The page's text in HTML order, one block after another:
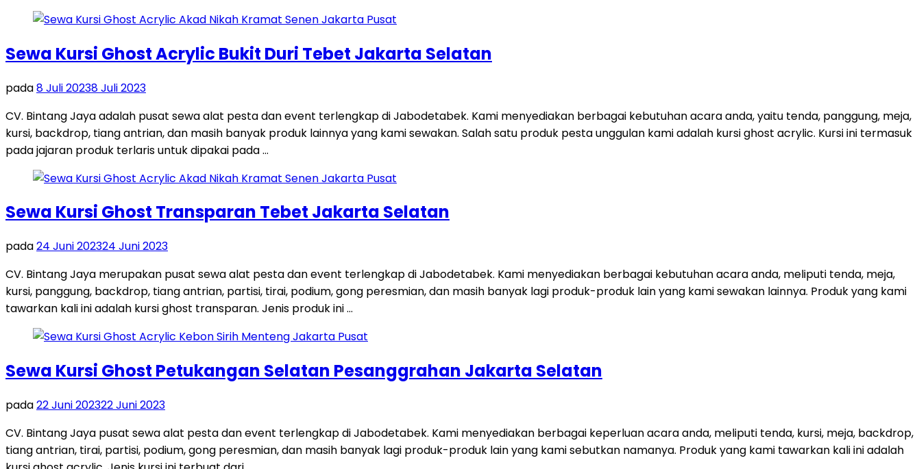
Sewa Kursi Ghost Acrylic Bukit Duri Tebet Jakarta Selatan
pada8 Juli 20238 Juli 2023
CV. Bintang Jaya adalah pusat sewa alat pesta dan event terlengkap di Jabodetabek. Kami menyediakan berbagai kebutuhan acara anda, yaitu tenda, panggung, meja,
kursi, backdrop, tiang antrian, dan masih banyak produk lainnya yang kami sewakan. Salah satu produk pesta unggulan kami adalah kursi ghost acrylic. Kursi ini termasuk
pada jajaran produk terlaris untuk dipakai pada …
Sewa Kursi Ghost Transparan Tebet Jakarta Selatan
pada24 Juni 202324 Juni 2023
CV. Bintang Jaya merupakan pusat sewa alat pesta dan event terlengkap di Jabodetabek. Kami menyediakan berbagai kebutuhan acara anda, meliputi tenda, meja,
kursi, panggung, backdrop, tiang antrian, partisi, tirai, podium, gong peresmian, dan masih banyak lagi produk-produk lain yang kami sewakan lainnya. Produk yang kami
tawarkan kali ini adalah kursi ghost transparan. Jenis produk ini …
Sewa Kursi Ghost Petukangan Selatan Pesanggrahan Jakarta Selatan
pada22 Juni 202322 Juni 2023
CV. Bintang Jaya pusat sewa alat pesta dan event terlengkap di Jabodetabek. Kami menyediakan berbagai keperluan acara anda, meliputi tenda, kursi, meja, backdrop,
tiang antrian, tirai, partisi, podium, gong peresmian, dan masih banyak lagi produk-produk lain yang kami sebutkan namanya. Produk yang kami tawarkan kali ini adalah